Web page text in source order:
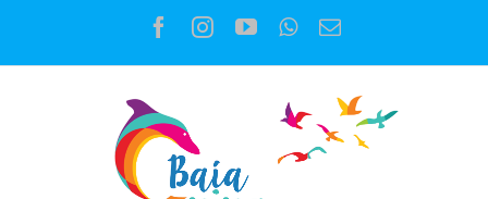
o
Facebook
Instagram
YouTubeWhatsApp
E-